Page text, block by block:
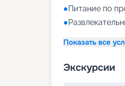
●Питание по
●
Показать все
Экскурсии